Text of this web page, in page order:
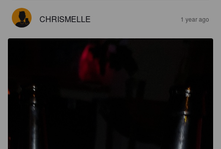
CHRISMELLE 1 year ago